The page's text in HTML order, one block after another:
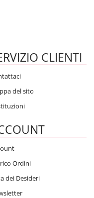
CLIENTI
del sito
Ordini
dei Desideri